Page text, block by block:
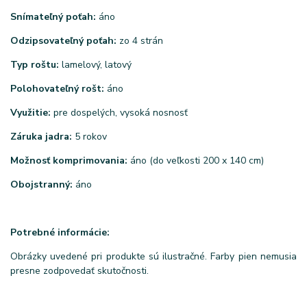
Snímateľný poťah: áno
Odzipsovateľný poťah: zo 4 strán
Typ roštu: lamelový, latový
Polohovateľný rošt: áno
Využitie: pre dospelých, vysoká nosnosť
Záruka jadra: 5 rokov
Možnosť komprimovania: áno (do veľkosti 200 x 140 cm)
Obojstranný: áno
Potrebné informácie:
Obrázky uvedené pri produkte sú ilustračné. Farby pien nemusia
presne zodpovedať skutočnosti.